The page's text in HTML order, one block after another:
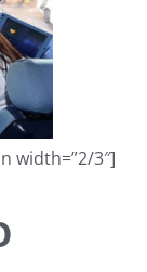
width=”2/3″]